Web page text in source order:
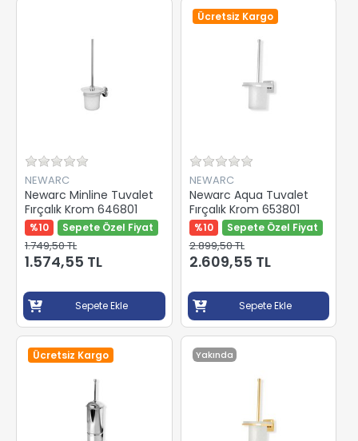
NEWARC
Newarc Minline Tuvalet
Fırçalık Krom 646801
%10 Sepete Özel Fiyat
1.749,50 TL
1.574,55 TL
Sepete Ekle
Ücretsiz Kargo
NEWARC
Newarc Aqua Tuvalet
Fırçalık Krom 653801
%10 Sepete Özel Fiyat
2.899,50 TL
2.609,55 TL
Sepete Ekle
Ücretsiz Kargo Yakında